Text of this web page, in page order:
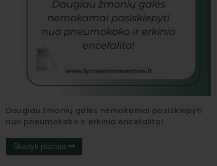
Daugiau žmonių galės nemokamai pasiskiepyti
nuo pneumokoko ir erkinio encefalito!
Skaityti plačiau